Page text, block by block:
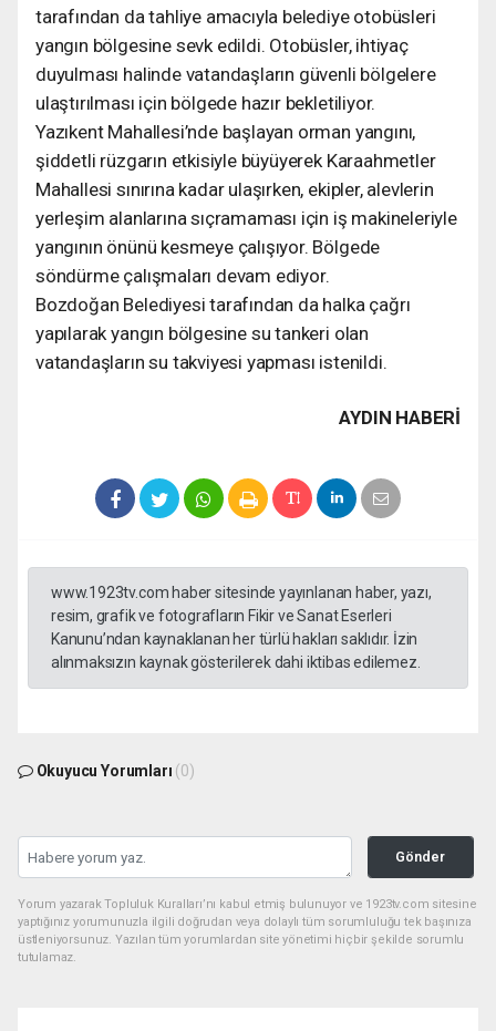
tarafından da tahliye amacıyla belediye otobüsleri
yangın bölgesine sevk edildi. Otobüsler, ihtiyaç
duyulması halinde vatandaşların güvenli bölgelere
ulaştırılması için bölgede hazır bekletiliyor.
Yazıkent Mahallesi’nde başlayan orman yangını,
şiddetli rüzgarın etkisiyle büyüyerek Karaahmetler
Mahallesi sınırına kadar ulaşırken, ekipler, alevlerin
yerleşim alanlarına sıçramaması için iş makineleriyle
yangının önünü kesmeye çalışıyor. Bölgede
söndürme çalışmaları devam ediyor.
Bozdoğan Belediyesi tarafından da halka çağrı
yapılarak yangın bölgesine su tankeri olan
vatandaşların su takviyesi yapması istenildi.
AYDIN HABERİ
www.1923tv.com haber sitesinde yayınlanan haber, yazı,
resim, grafik ve fotografların Fikir ve Sanat Eserleri
Kanunu’ndan kaynaklanan her türlü hakları saklıdır. İzin
alınmaksızın kaynak gösterilerek dahi iktibas edilemez.
Okuyucu Yorumları (0)
Gönder
Yorum yazarak Topluluk Kuralları’nı kabul etmiş bulunuyor ve 1923tv.com sitesine
yaptığınız yorumunuzla ilgili doğrudan veya dolaylı tüm sorumluluğu tek başınıza
üstleniyorsunuz. Yazılan tüm yorumlardan site yönetimi hiçbir şekilde sorumlu
tutulamaz.